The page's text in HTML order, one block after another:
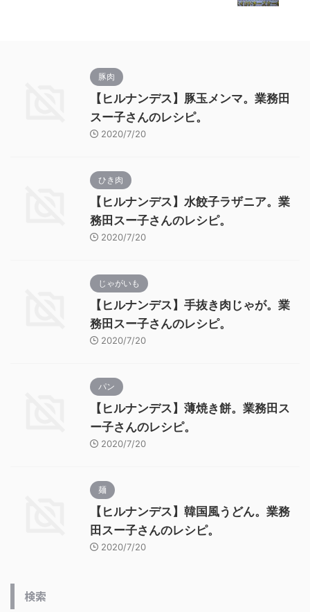
豚肉
【ヒルナンデス】豚玉メンマ。業務田
スー子さんのレシピ。
2020/7/20
ひき肉
【ヒルナンデス】水餃子ラザニア。業
務田スー子さんのレシピ。
2020/7/20
じゃがいも
【ヒルナンデス】手抜き肉じゃが。業
務田スー子さんのレシピ。
2020/7/20
パン
【ヒルナンデス】薄焼き餅。業務田ス
ー子さんのレシピ。
2020/7/20
麺
【ヒルナンデス】韓国風うどん。業務
田スー子さんのレシピ。
2020/7/20
検索